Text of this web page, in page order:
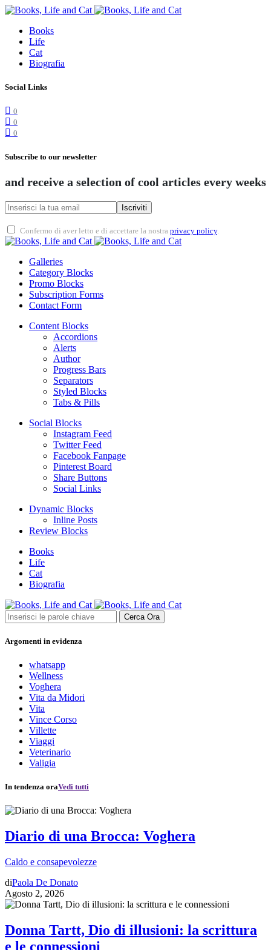
Books
Life
Cat
Biografia
Social Links
0
0
0
Subscribe to our newsletter
and receive a selection of cool articles every weeks
Iscriviti
Confermo di aver letto e di accettare la nostra privacy policy.
Galleries
Category Blocks
Promo Blocks
Subscription Forms
Contact Form
Content Blocks
Accordions
Alerts
Author
Progress Bars
Separators
Styled Blocks
Tabs & Pills
Social Blocks
Instagram Feed
Twitter Feed
Facebook Fanpage
Pinterest Board
Share Buttons
Social Links
Dynamic Blocks
Inline Posts
Review Blocks
Books
Life
Cat
Biografia
Cerca Ora
Argomenti in evidenza
whatsapp
Wellness
Voghera
Vita da Midori
Vita
Vince Corso
Villette
Viaggi
Veterinario
Valigia
In tendenza oraVedi tutti
Diario di una Brocca: Voghera
Caldo e consapevolezze
diPaola De Donato
Agosto 2, 2026
Donna Tartt, Dio di illusioni: la scrittura
e le connessioni